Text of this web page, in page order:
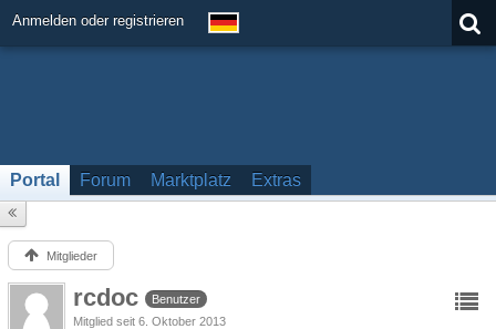
Anmelden oder registrieren
Portal Forum Marktplatz Extras
Mitglieder
rcdoc
Benutzer
Mitglied seit 6. Oktober 2013